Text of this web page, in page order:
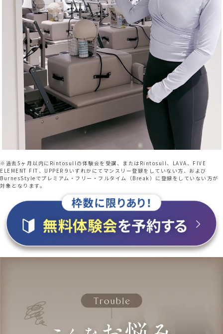
※過去5ヶ月以内にRintosullの体験会を受講、またはRintosull、LAVA、FIVE
ELEMENT FIT、UPPER 9いずれかにてマンスリー登録をしていない方、および
BurnesStyleでプレミアム・フリー・フルタイム（Break）に登録をしていない方が
対象となります。